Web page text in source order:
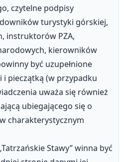
czytelne podpisy
turystyki górskiej,
instruktorów PZA,
kierowników
być uzupełnione
pieczątką (w przypadku
uważa się również
ubiegającego się o
charakterystycznym
Stawy” winna być